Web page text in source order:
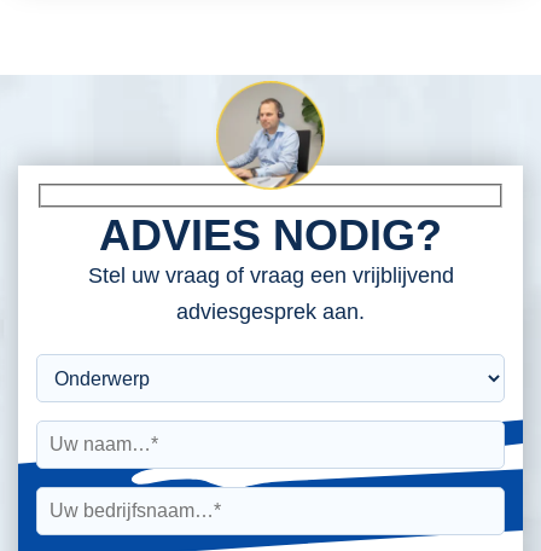
ADVIES NODIG?
Stel uw vraag of vraag een vrijblijvend
adviesgesprek aan.